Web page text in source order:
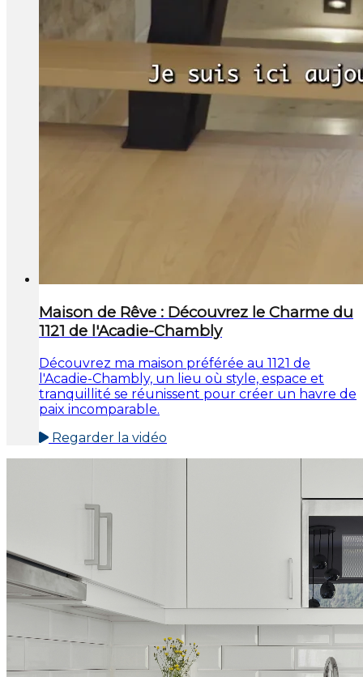
Maison de Rêve : Découvrez le Charme du
1121 de l'Acadie-Chambly
Découvrez ma maison préférée au 1121 de
l'Acadie-Chambly, un lieu où style, espace et
tranquillité se réunissent pour créer un havre de
paix incomparable.
Regarder la vidéo